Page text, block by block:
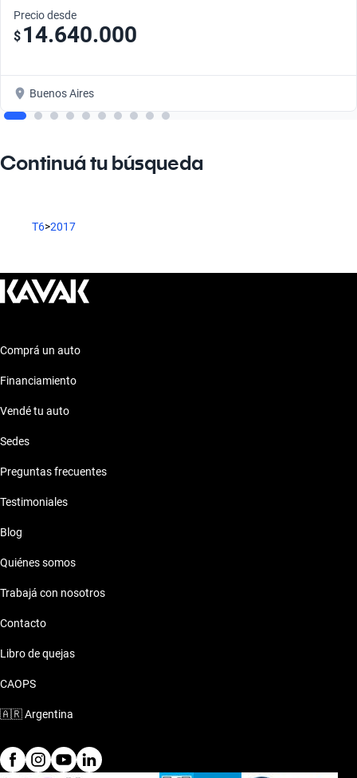
Precio desde
$ 14.640.000
Buenos Aires
Continuá tu búsqueda
T6>2017
Comprá un auto
Financiamiento
Vendé tu auto
Sedes
Preguntas frecuentes
Testimoniales
Blog
Quiénes somos
Trabajá con nosotros
Contacto
Libro de quejas
CAOPS
🇦🇷Argentina